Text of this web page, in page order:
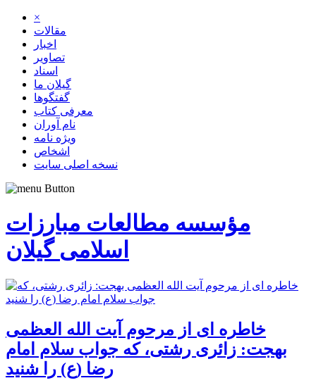
×
مقالات
اخبار
تصاویر
اسناد
گیلان ما
گفتگوها
معرفی کتاب
نام آوران
ویژه نامه
اشخاص
نسخه اصلی سایت
مؤسسه مطالعات مبارزات
اسلامی گیلان
خاطره ای از مرحوم آیت الله العظمی
بهجت: زائری رشتی، که جواب سلام امام
رضا (ع) را شنید